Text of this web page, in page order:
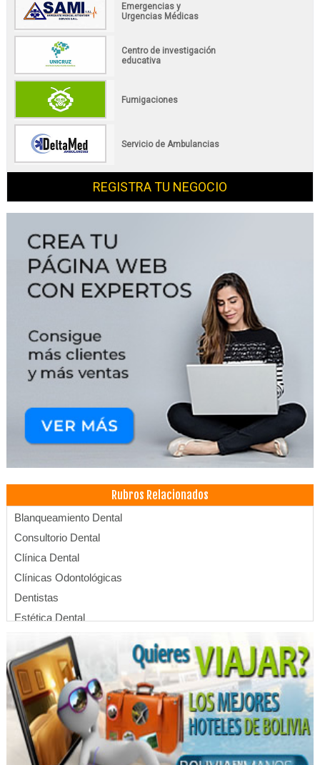
Emergencias y
Urgencias Médicas
Centro de investigación
educativa
Fumigaciones
Servicio de Ambulancias
REGISTRA TU NEGOCIO
Rubros Relacionados
Blanqueamiento Dental
Consultorio Dental
Clínica Dental
Clínicas Odontológicas
Dentistas
Estética Dental
Endodoncia
Implantología Dental
Implantes dentales
Limpieza Dental
Médicos Odontólogos Pediatras
Médicos Odontólogos
Odontología Integral